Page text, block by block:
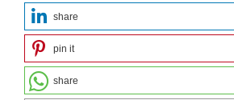
share
pin it
share